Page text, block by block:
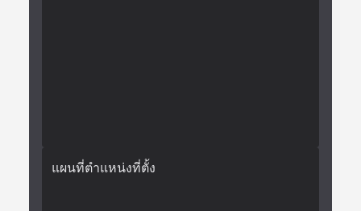
แผนที่ตำแหน่งที่ตั้ง